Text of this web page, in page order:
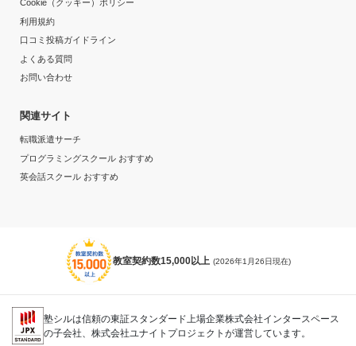
Cookie（クッキー）ポリシー
利用規約
口コミ投稿ガイドライン
よくある質問
お問い合わせ
関連サイト
転職派遣サーチ
プログラミングスクール おすすめ
英会話スクール おすすめ
教室契約数15,000以上 (2026年1月26日現在)
塾シルは信頼の東証スタンダード上場企業株式会社インタースペース
の子会社、株式会社ユナイトプロジェクトが運営しています。